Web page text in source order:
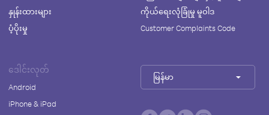
နှုန်းထားများ
ပံ့ပိုးမှု
ကိုယ်ရေးလုံခြုံမှု မူဝါဒ
Customer Complaints Code
ဒေါင်းလုတ်
Android
iPhone & iPad
မြန်မာ